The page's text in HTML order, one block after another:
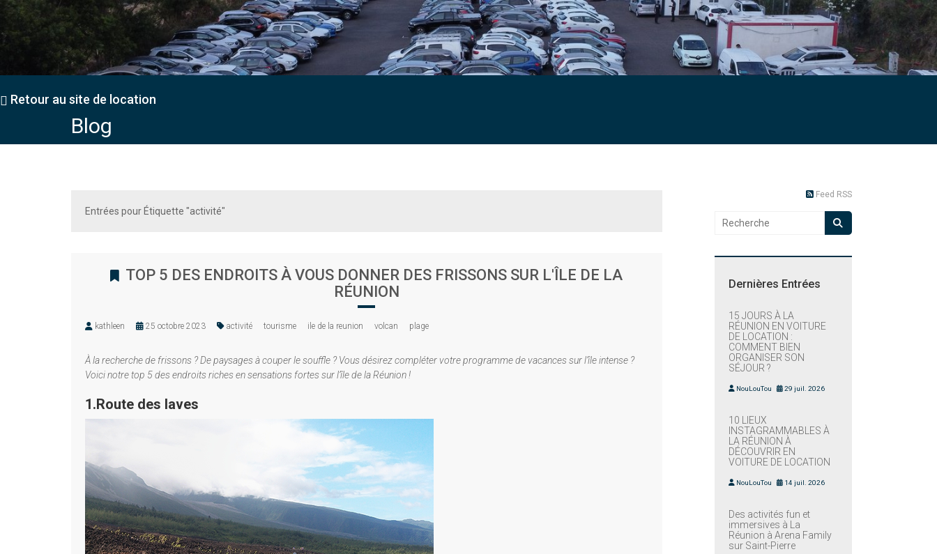
Retour au site de location
Blog
Entrées pour Étiquette "activité"
TOP 5 DES ENDROITS À VOUS DONNER DES FRISSONS SUR L'ÎLE DE LA
RÉUNION
kathleen 25 octobre 2023 activité tourisme ile de la reunion volcan plage
À la recherche de frissons ? De paysages à couper le souffle ? Vous désirez compléter votre programme de vacances sur l’île intense ?
Voici notre top 5 des endroits riches en sensations fortes sur l’île de la Réunion !
1.Route des laves
Feed RSS
Dernières Entrées
15 JOURS À LA
RÉUNION EN VOITURE
DE LOCATION :
COMMENT BIEN
ORGANISER SON
SÉJOUR ?
NouLouTou 29 juil. 2026
10 LIEUX
INSTAGRAMMABLES À
LA RÉUNION À
DÉCOUVRIR EN
VOITURE DE LOCATION
NouLouTou 14 juil. 2026
Des activités fun et
immersives à La
Réunion à Arena Family
sur Saint-Pierre